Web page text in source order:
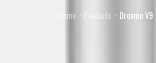
Home Products Dreame V9